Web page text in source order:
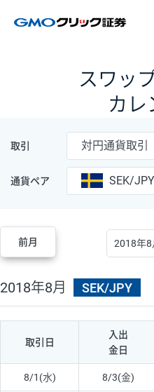
スワッ
カレ
取引 対円通貨取引
通貨ペア SEK/JPY
前月
2018年8月 SEK/JPY
取引日
入出
金日
8/1(水) 8/3(金)